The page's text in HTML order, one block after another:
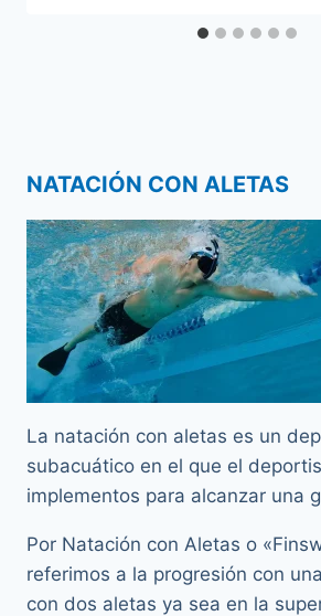
NATACIÓN CON ALETAS
La natación con aletas es un
subacuático en el que el
implementos para alcanzar una
Por Natación con Aletas o
referimos a la progresión con
con dos aletas ya sea en la